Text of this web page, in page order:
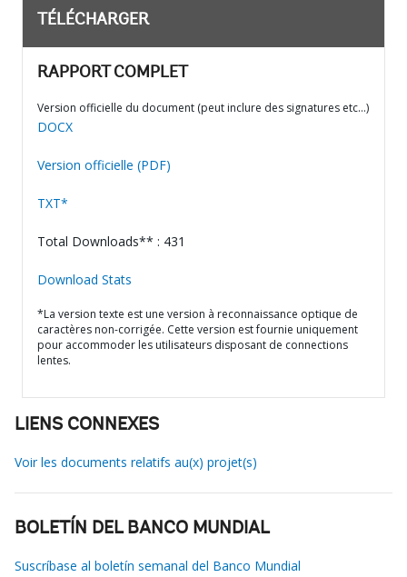
TÉLÉCHARGER
RAPPORT COMPLET
Version officielle du document (peut inclure des signatures etc…)
DOCX
Version officielle (PDF)
TXT*
Total Downloads** : 431
Download Stats
*La version texte est une version à reconnaissance optique de
caractères non-corrigée. Cette version est fournie uniquement
pour accommoder les utilisateurs disposant de connections
lentes.
LIENS CONNEXES
Voir les documents relatifs au(x) projet(s)
BOLETÍN DEL BANCO MUNDIAL
Suscríbase al boletín semanal del Banco Mundial